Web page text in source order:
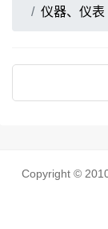
仪器、仪表
Copyright ©